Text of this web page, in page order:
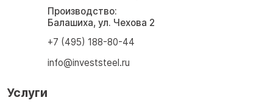
Производство:
Балашиха, ул. Чехова 2
+7 (495) 188-80-44
info@investsteel.ru
Услуги